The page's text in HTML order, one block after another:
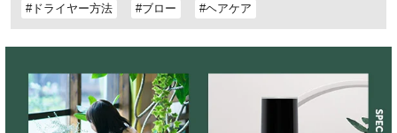
#ドライヤー方法 #ブロー #ヘアケア